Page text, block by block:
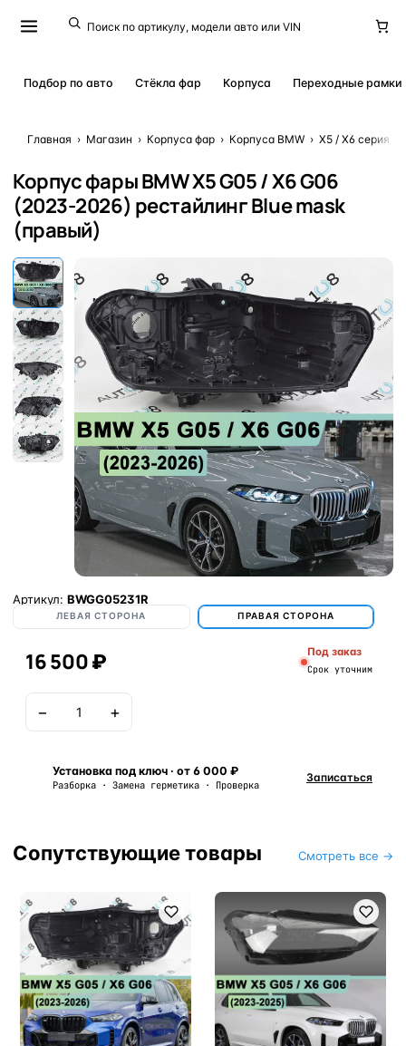
Подбор по авто Стёкла фар Корпуса Переходные рамки
Главная › Магазин › Корпуса фар › Корпуса BMW › X5 / X6 серия
Корпус фары BMW X5 G05 / X6 G06
(2023-2026) рестайлинг Blue mask
(правый)
Артикул: BWGG05231R
ЛЕВАЯ СТОРОНА ПРАВАЯ СТОРОНА
16 500 ₽ Под заказ
Срок уточним
− +
Установка под ключ · от 6 000 ₽
Разборка · Замена герметика · Проверка
Записаться
Сопутствующие товары Смотреть все →